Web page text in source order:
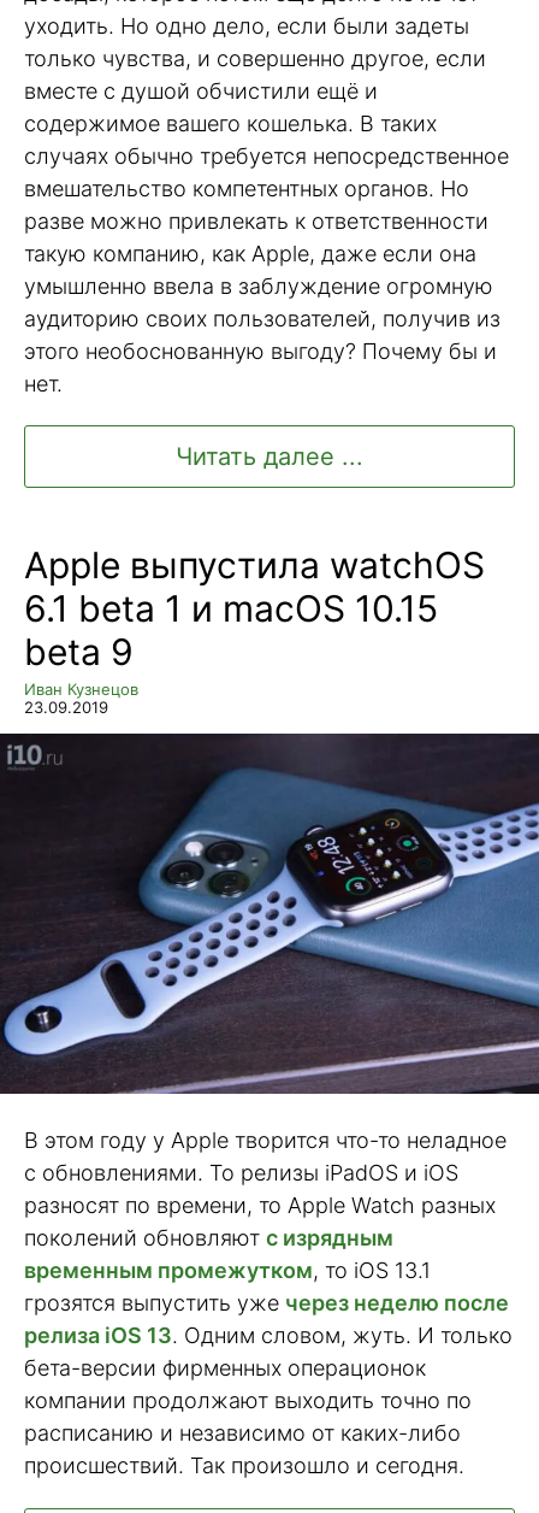
уходить. Но одно дело, если были задеты
только чувства, и совершенно другое, если
вместе с душой обчистили ещё и
содержимое вашего кошелька. В таких
случаях обычно требуется непосредственное
вмешательство компетентных органов. Но
разве можно привлекать к ответственности
такую компанию, как Apple, даже если она
умышленно ввела в заблуждение огромную
аудиторию своих пользователей, получив из
этого необоснованную выгоду? Почему бы и
нет.
Читать далее ...
Apple выпустила watchOS
6.1 beta 1 и macOS 10.15
beta 9
Иван Кузнецов
23.09.2019
В этом году у Apple творится что-то неладное
с обновлениями. То релизы iPadOS и iOS
разносят по времени, то Apple Watch разных
поколений обновляют с изрядным
временным промежутком, то iOS 13.1
грозятся выпустить уже через неделю после
релиза iOS 13. Одним словом, жуть. И только
бета-версии фирменных операционок
компании продолжают выходить точно по
расписанию и независимо от каких-либо
происшествий. Так произошло и сегодня.